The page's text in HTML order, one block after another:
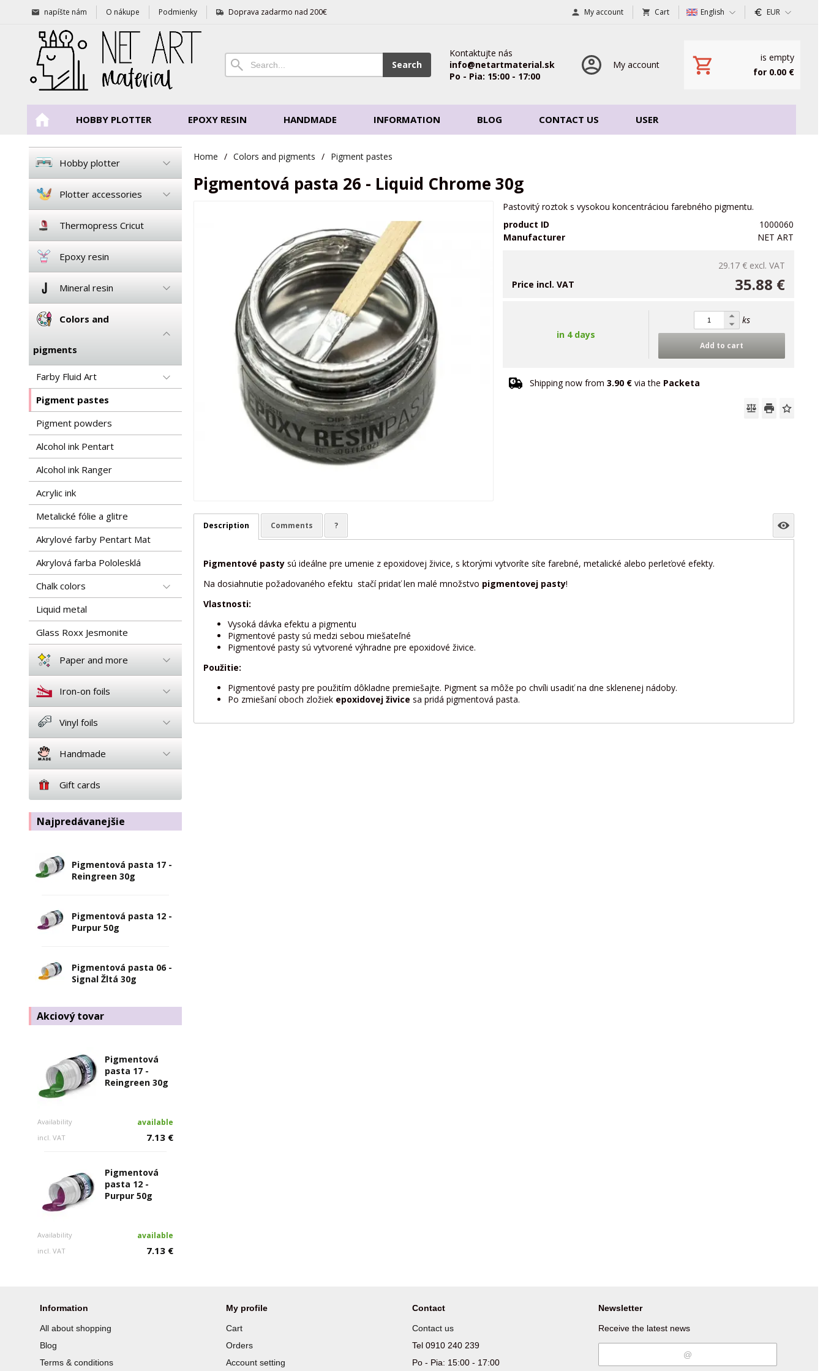
napíšte nám O nákupe Podmienky Doprava zadarmo nad 200€ My account Cart English EUR
Search
Kontaktujte nás
info@netartmaterial.sk
Po - Pia: 15:00 - 17:00
My account
is empty
for 0.00 €
HOBBY PLOTTER EPOXY RESIN HANDMADE INFORMATION BLOG CONTACT US USER
Hobby plotter
Plotter accessories
Thermopress Cricut
Epoxy resin
Mineral resin
Colors and
pigments
Farby Fluid Art
Pigment pastes
Pigment powders
Alcohol ink Pentart
Alcohol ink Ranger
Acrylic ink
Metalické fólie a glitre
Akrylové farby Pentart Mat
Akrylová farba Pololesklá
Chalk colors
Liquid metal
Glass Roxx Jesmonite
Paper and more
Iron-on foils
Vinyl foils
Handmade
Gift cards
Najpredávanejšie
Pigmentová pasta 17 -
Reingreen 30g
Pigmentová pasta 12 -
Purpur 50g
Pigmentová pasta 06 -
Signal Žltá 30g
Akciový tovar
Pigmentová
pasta 17 -
Reingreen 30g
Availability available
incl. VAT 7.13 €
Pigmentová
pasta 12 -
Purpur 50g
Availability available
incl. VAT 7.13 €
Home / Colors and pigments / Pigment pastes
Pigmentová pasta 26 - Liquid Chrome 30g
Pastovitý roztok s vysokou koncentráciou farebného pigmentu.
product ID
1000060
Manufacturer
NET ART
29.17 € excl. VAT
35.88 €
Price incl. VAT
in 4 days
ks
Add to cart
Shipping now from3.90 € via the Packeta
Description Comments ?
Pigmentové pastysú ideálne pre umenie z epoxidovej živice, s ktorými vytvoríte síte farebné, metalické alebo perleťové efekty.
Na dosiahnutie požadovaného efektu stačí pridať len malé množstvo pigmentovej pasty!
Vlastnosti:
Vysoká dávka efektu a pigmentu
Pigmentové pasty sú medzi sebou miešateľné
Pigmentové pasty sú vytvorené výhradne pre epoxidové živice.
Použitie:
Pigmentové pasty pre použitím dôkladne premiešajte. Pigment sa môže po chvíli usadiť na dne sklenenej nádoby.
Po zmiešaní oboch zložiek epoxidovej živice sa pridá pigmentová pasta.
Information
All about shopping
Blog
Terms & conditions
My profile
Cart
Orders
Account setting
Contact
Contact us
Tel 0910 240 239
Po - Pia: 15:00 - 17:00
Newsletter
Receive the latest news